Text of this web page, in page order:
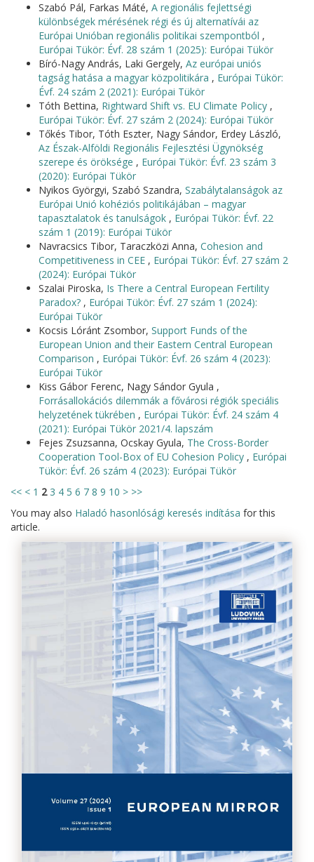
Szabó Pál, Farkas Máté, A regionális fejlettségi
különbségek mérésének régi és új alternatívái az
Európai Unióban regionális politikai szempontból ,
Európai Tükör: Évf. 28 szám 1 (2025): Európai Tükör
Bíró-Nagy András, Laki Gergely, Az európai uniós
tagság hatása a magyar közpolitikára , Európai Tükör:
Évf. 24 szám 2 (2021): Európai Tükör
Tóth Bettina, Rightward Shift vs. EU Climate Policy ,
Európai Tükör: Évf. 27 szám 2 (2024): Európai Tükör
Tőkés Tibor, Tóth Eszter, Nagy Sándor, Erdey László,
Az Észak-Alföldi Regionális Fejlesztési Ügynökség
szerepe és öröksége , Európai Tükör: Évf. 23 szám 3
(2020): Európai Tükör
Nyikos Györgyi, Szabó Szandra, Szabálytalanságok az
Európai Unió kohéziós politikájában – magyar
tapasztalatok és tanulságok , Európai Tükör: Évf. 22
szám 1 (2019): Európai Tükör
Navracsics Tibor, Taraczközi Anna, Cohesion and
Competitiveness in CEE , Európai Tükör: Évf. 27 szám 2
(2024): Európai Tükör
Szalai Piroska, Is There a Central European Fertility
Paradox? , Európai Tükör: Évf. 27 szám 1 (2024):
Európai Tükör
Kocsis Lóránt Zsombor, Support Funds of the
European Union and their Eastern Central European
Comparison , Európai Tükör: Évf. 26 szám 4 (2023):
Európai Tükör
Kiss Gábor Ferenc, Nagy Sándor Gyula ,
Forrásallokációs dilemmák a fővárosi régiók speciális
helyzetének tükrében , Európai Tükör: Évf. 24 szám 4
(2021): Európai Tükör 2021/4. lapszám
Fejes Zsuzsanna, Ocskay Gyula, The Cross-Border
Cooperation Tool-Box of EU Cohesion Policy , Európai
Tükör: Évf. 26 szám 4 (2023): Európai Tükör
<< < 1 2 3 4 5 6 7 8 9 10 > >>
You may also Haladó hasonlósági keresés indítása for this
article.